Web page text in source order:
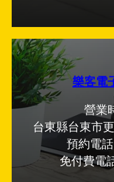
樂客電
營業
台東縣台東市
預約電
免付費電